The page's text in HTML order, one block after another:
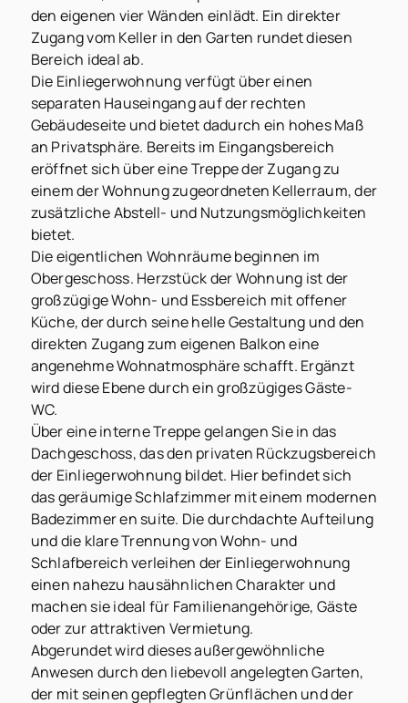
den eigenen vier Wänden einlädt. Ein direkter
Zugang vom Keller in den Garten rundet diesen
Bereich ideal ab.
Die Einliegerwohnung verfügt über einen
separaten Hauseingang auf der rechten
Gebäudeseite und bietet dadurch ein hohes Maß
an Privatsphäre. Bereits im Eingangsbereich
eröffnet sich über eine Treppe der Zugang zu
einem der Wohnung zugeordneten Kellerraum, der
zusätzliche Abstell- und Nutzungsmöglichkeiten
bietet.
Die eigentlichen Wohnräume beginnen im
Obergeschoss. Herzstück der Wohnung ist der
großzügige Wohn- und Essbereich mit offener
Küche, der durch seine helle Gestaltung und den
direkten Zugang zum eigenen Balkon eine
angenehme Wohnatmosphäre schafft. Ergänzt
wird diese Ebene durch ein großzügiges Gäste-
WC.
Über eine interne Treppe gelangen Sie in das
Dachgeschoss, das den privaten Rückzugsbereich
der Einliegerwohnung bildet. Hier befindet sich
das geräumige Schlafzimmer mit einem modernen
Badezimmer en suite. Die durchdachte Aufteilung
und die klare Trennung von Wohn- und
Schlafbereich verleihen der Einliegerwohnung
einen nahezu hausähnlichen Charakter und
machen sie ideal für Familienangehörige, Gäste
oder zur attraktiven Vermietung.
Abgerundet wird dieses außergewöhnliche
Anwesen durch den liebevoll angelegten Garten,
der mit seinen gepflegten Grünflächen und der